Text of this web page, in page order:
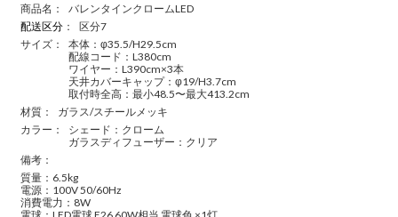
商品名：
バレンタインクロームLED
配送区分 ：
区分7
サイズ：
本体：φ35.5/H29.5cm
配線コード：L380cm
ワイヤー：L390cm×3本
天井カバーキャップ：φ19/H3.7cm
取付時全高：最小48.5〜最大413.2cm
材質：
ガラス/スチールメッキ
カラー：
シェード：クローム
ガラスディフューザー：クリア
備考：
質量：6.5kg
電源：100V 50/60Hz
消費電力：8W